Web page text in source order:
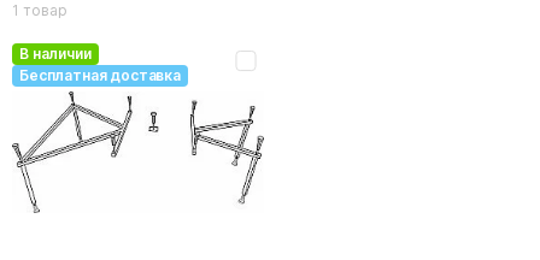
1 товар
В наличии
Бесплатная доставка